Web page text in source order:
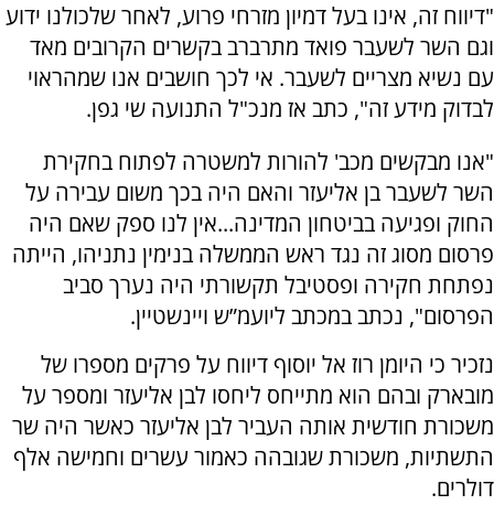
"דיווח זה, אינו בעל דמיון מזרחי פרוע, לאחר שלכולנו ידוע
וגם השר לשעבר פואד מתרברב בקשרים הקרובים מאד
עם נשיא מצריים לשעבר. אי לכך חושבים אנו שמהראוי
לבדוק מידע זה", כתב אז מנכ"ל התנועה שי גפן.
"אנו מבקשים מכב' להורות למשטרה לפתוח בחקירת
השר לשעבר בן אליעזר והאם היה בכך משום עבירה על
החוק ופגיעה בביטחון המדינה...אין לנו ספק שאם היה
פרסום מסוג זה נגד ראש הממשלה בנימין נתניהו, הייתה
נפתחת חקירה ופסטיבל תקשורתי היה נערך סביב
הפרסום", נכתב במכתב ליועמ”ש ויינשטיין.
נזכיר כי היומן רוז אל יוסוף דיווח על פרקים מספרו של
מובארק ובהם הוא מתייחס ליחסו לבן אליעזר ומספר על
משכורת חודשית אותה העביר לבן אליעזר כאשר היה שר
התשתיות, משכורת שגובהה כאמור עשרים וחמישה אלף
דולרים.